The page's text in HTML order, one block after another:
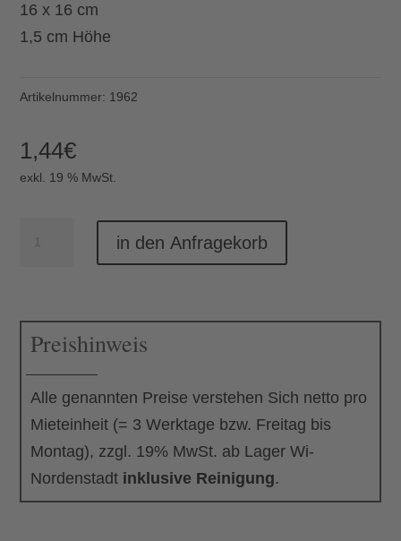
16 x 16 cm
1,5 cm Höhe
Artikelnummer: 1962
1,44€
exkl. 19 % MwSt.
Menge
in den Anfragekorb
Preishinweis
Alle genannten Preise verstehen Sich netto pro
Mieteinheit (= 3 Werktage bzw. Freitag bis
Montag), zzgl. 19% MwSt. ab Lager Wi-
Nordenstadt inklusive Reinigung.